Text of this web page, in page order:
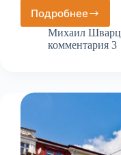
Подробнее
Пивные
ванны
в
Михаил Шварц
комментария 3